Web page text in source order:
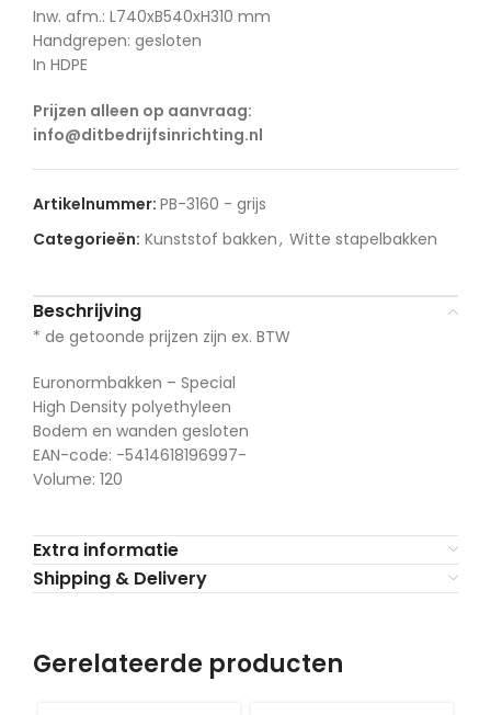
Inw. afm.: L740xB540xH310 mm
Handgrepen: gesloten
In HDPE
Prijzen alleen op aanvraag:
info@ditbedrijfsinrichting.nl
Artikelnummer: PB-3160 - grijs
Categorieën: Kunststof bakken, Witte stapelbakken
Beschrijving
* de getoonde prijzen zijn ex. BTW
Euronormbakken – Special
High Density polyethyleen
Bodem en wanden gesloten
EAN-code: -5414618196997-
Volume: 120
Extra informatie
Shipping & Delivery
Gerelateerde producten